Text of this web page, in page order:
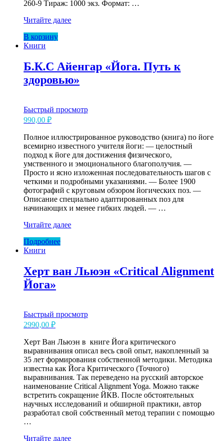
260-9 Тираж: 1000 экз. Формат: …
Б.К.С
«Практика
йоги
аюрведа»
Читайте далее
В корзину
Книги
Б.К.С Айенгар «Йога. Путь к
здоровью»
Быстрый просмотр
990,00 ₽
Полное иллюстрированное руководство (книга) по йоге
всемирно известного учителя йоги: — целостный
подход к йоге для достижения физического,
умственного и эмоционального благополучия. —
Просто и ясно изложенная последовательность шагов с
четкими и подробными указаниями. — Более 1900
фотографий с круговым обзором йогических поз. —
Описание специально адаптированных поз для
начинающих и менее гибких людей. — …
Б.К.С
«Йога.
Путь
здоровью»
Читайте далее
Подробнее
Книги
Херт ван Льюэн «Critical Alignment
Йога»
Быстрый просмотр
2990,00 ₽
Херт Ван Льюэн в книге Йога критического
выравнивания описал весь свой опыт, накопленный за
35 лет формирования собственной методики. Методика
известна как Йога Критического (Точного)
выравнивания. Так переведено на русский авторское
наименование Critical Alignment Yoga. Можно также
встретить сокращение ЙКВ. После обстоятельных
научных исследований и обширной практики, автор
разработал свой собственный метод терапии с помощью
…
Херт
Читайте далее